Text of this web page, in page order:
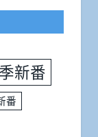
新番
番